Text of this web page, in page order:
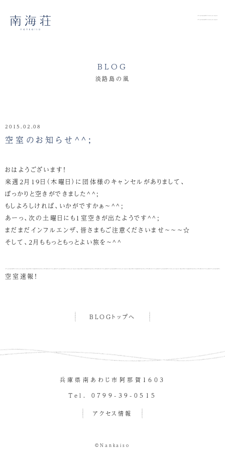
BLOG
淡路島の風
2015.02.08
空室のお知らせ^^;
おはようございます！
来週2月19日（木曜日）に団体様のキャンセルがありまして、
ぽっかりと空きができました^^;
もしよろしければ、いかがですかぁ～^^;
あーっ、次の土曜日にも1室空きが出たようです^^;
まだまだインフルエンザ、皆さまもご注意くださいませ～～～☆
そして、2月ももっともっとよい旅を～^^
空室速報！
BLOGトップへ
兵庫県南あわじ市阿那賀１６０３
Tel. 0799-39-0515
アクセス情報
©Nankaiso